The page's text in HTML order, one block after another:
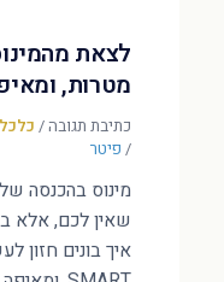
לצאת
מטרות,
כתיבת תגובה/
/ פיטר
איך בונים חזון